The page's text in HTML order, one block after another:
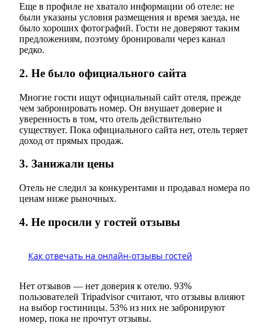
Еще в профиле не хватало информации об отеле: не
были указаны условия размещения и время заезда, не
было хороших фотографий. Гости не доверяют таким
предложениям, поэтому бронировали через канал
редко.
2. Не было официального сайта
Многие гости ищут официальный сайт отеля, прежде
чем забронировать номер. Он внушает доверие и
уверенность в том, что отель действительно
существует. Пока официального сайта нет, отель теряет
доход от прямых продаж.
3. Занижали цены
Отель не следил за конкурентами и продавал номера по
ценам ниже рыночных.
4. Не просили у гостей отзывы
Как отвечать на онлайн-отзывы гостей
Нет отзывов — нет доверия к отелю. 93%
пользователей Tripadvisor считают, что отзывы влияют
на выбор гостиницы. 53% из них не забронируют
номер, пока не прочтут отзывы.